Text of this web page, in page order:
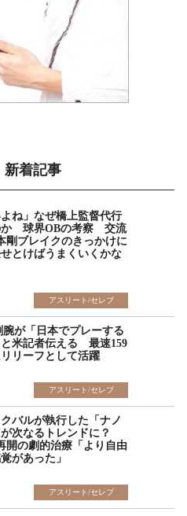
新着記事
よね」なぜ橋上監督代行
か 球界OBの考察 交流
ブレイクのきっかけに
とけばうまくいくかな
アスリート/セレブ
が「日本でプレーする
と米記者伝える 最速159
リーフとして活躍
アスリート/セレブ
バルが執行した「ナノ
次なるトレンドに？
開の劇的治療「より自由
があった」
アスリート/セレブ